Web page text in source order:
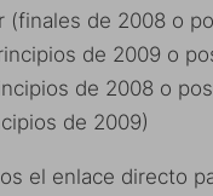
(finales de 2008 o
de 2009 o
de 2008 o
de 2009)
el enlace directo